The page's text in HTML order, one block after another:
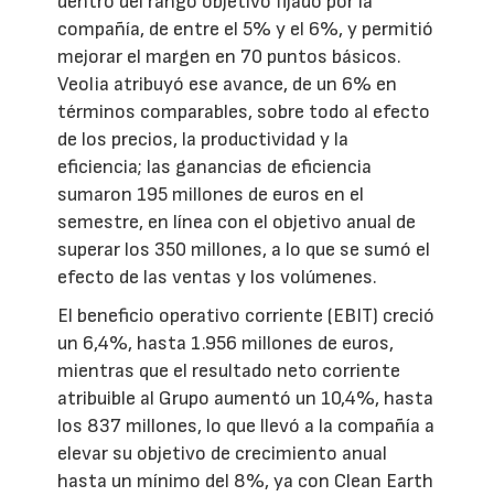
compañía, de entre el 5% y el 6%, y permitió
mejorar el margen en 70 puntos básicos.
Veolia atribuyó ese avance, de un 6% en
términos comparables, sobre todo al efecto
de los precios, la productividad y la
eficiencia; las ganancias de eficiencia
sumaron 195 millones de euros en el
semestre, en línea con el objetivo anual de
superar los 350 millones, a lo que se sumó el
efecto de las ventas y los volúmenes.
El beneficio operativo corriente (EBIT) creció
un 6,4%, hasta 1.956 millones de euros,
mientras que el resultado neto corriente
atribuible al Grupo aumentó un 10,4%, hasta
los 837 millones, lo que llevó a la compañía a
elevar su objetivo de crecimiento anual
hasta un mínimo del 8%, ya con Clean Earth